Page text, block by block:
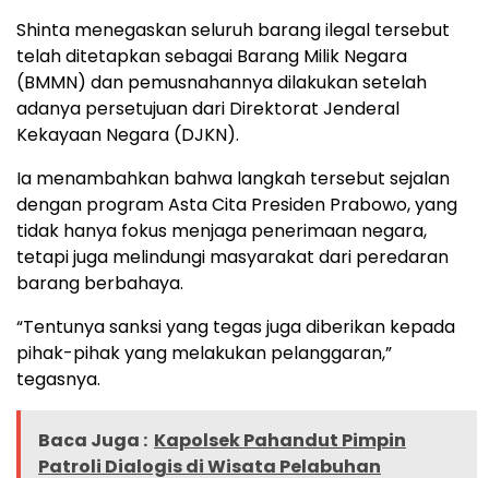
Shinta menegaskan seluruh barang ilegal tersebut
telah ditetapkan sebagai Barang Milik Negara
(BMMN) dan pemusnahannya dilakukan setelah
adanya persetujuan dari Direktorat Jenderal
Kekayaan Negara (DJKN).
Ia menambahkan bahwa langkah tersebut sejalan
dengan program Asta Cita Presiden Prabowo, yang
tidak hanya fokus menjaga penerimaan negara,
tetapi juga melindungi masyarakat dari peredaran
barang berbahaya.
“Tentunya sanksi yang tegas juga diberikan kepada
pihak-pihak yang melakukan pelanggaran,”
tegasnya.
Baca Juga : Kapolsek Pahandut Pimpin
Patroli Dialogis di Wisata Pelabuhan